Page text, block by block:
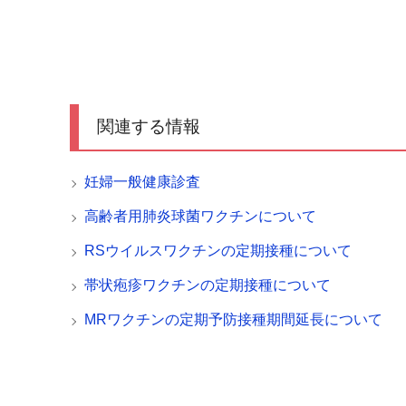
関連する情報
妊婦一般健康診査
高齢者用肺炎球菌ワクチンについて
RSウイルスワクチンの定期接種について
帯状疱疹ワクチンの定期接種について
MRワクチンの定期予防接種期間延長について